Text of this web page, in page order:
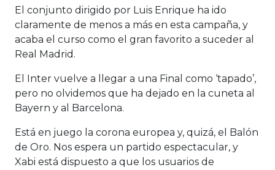
El conjunto dirigido por Luis Enrique ha ido
claramente de menos a más en esta campaña, y
acaba el curso como el gran favorito a suceder al
Real Madrid.
El Inter vuelve a llegar a una Final como ‘tapado’,
pero no olvidemos que ha dejado en la cuneta al
Bayern y al Barcelona.
Está en juego la corona europea y, quizá, el Balón
de Oro. Nos espera un partido espectacular, y
Xabi está dispuesto a que los usuarios de